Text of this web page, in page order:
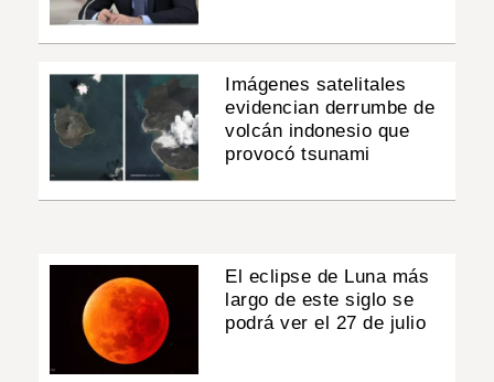
Imágenes satelitales
evidencian derrumbe de
volcán indonesio que
provocó tsunami
El eclipse de Luna más
largo de este siglo se
podrá ver el 27 de julio